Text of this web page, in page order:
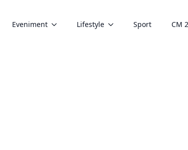
Eveniment Lifestyle Sport CM